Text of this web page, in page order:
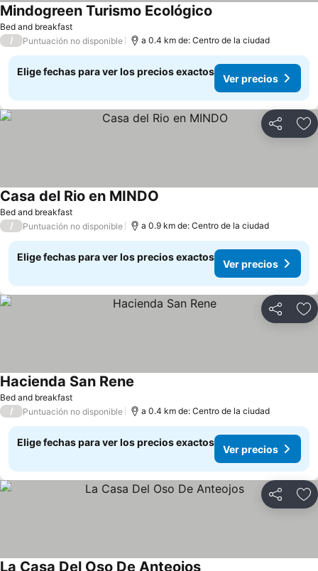
Bed and breakfast
Mindogreen Turismo Ecológico
/ Puntuación no disponible a 0.4 km de: Centro de la ciudad
Elige fechas para ver los precios exactos
Ver precios
Compartir
Bed and breakfast
Casa del Rio en MINDO
/ Puntuación no disponible a 0.9 km de: Centro de la ciudad
Elige fechas para ver los precios exactos
Ver precios
Compartir
Bed and breakfast
Hacienda San Rene
/ Puntuación no disponible a 0.4 km de: Centro de la ciudad
Elige fechas para ver los precios exactos
Ver precios
Compartir
La Casa Del Oso De Anteojos